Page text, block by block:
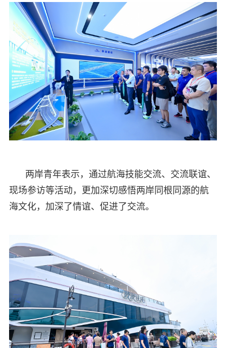
两岸青年表示，通过航海技能交流、交流联谊、
现场参访等活动，更加深切感悟两岸同根同源的航
海文化，加深了情谊、促进了交流。